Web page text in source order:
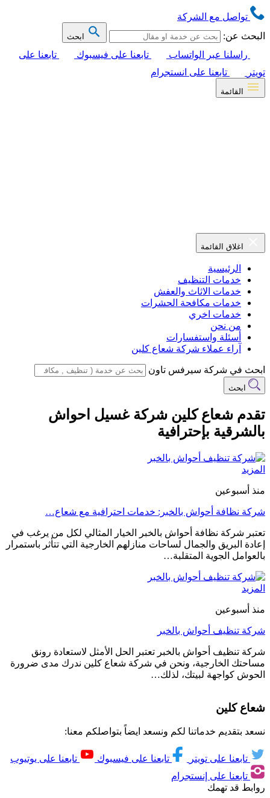
تواصل مع الشركة
البحث عن:
ابحث
راسلنا عبر الواتساب تابعنا على فيسبوك
تابعنا على
تويتر
تابعنا على انستجرام
القائمة
اغلاق القائمة
الرئيسية
خدمات التنظيف
خدمات الاثاث والعفش
خدمات مكافحة الحشرات
خدمات اخري
من نحن
أسئلة واستفسارات
آراء عملاء شركة شعاع كلين
ابحث في شركة سيرفس تاون
ابحث
تقدم شعاع كلين شركة غسيل احواش
بالشرقية بإحترافية
المزيد
منذ أسبوعين
شركة نظافة أحواش بالخبر: خدمات احترافية مع شعاع…
تعتبر شركة نظافة أحواش بالخبر الخيار المثالي لكل من يرغب في
إعادة البريق والجمال لساحات منازلهم الخارجية التي تتأثر باستمرار
بالعوامل الجوية المتقلبة…
المزيد
منذ أسبوعين
شركة تنظيف أحواش بالخبر
شركة تنظيف أحواش بالخبر تعتبر الحل الأمثل لاستعادة رونق
مساحتك الخارجية، ونحن في شركة شعاع كلين ندرك مدى ضرورة
الحوش كواجهة لبيتك، لذلك…
شعاع كلين
نسعد بتقديم خدماتنا لكم ونسعد ايضاً بتواصلكم معنا:
تابعنا على تويتر تابعنا على فيسبوك
تابعنا على يوتيوب
تابعنا على إنستجرام
روابط قد تهمك